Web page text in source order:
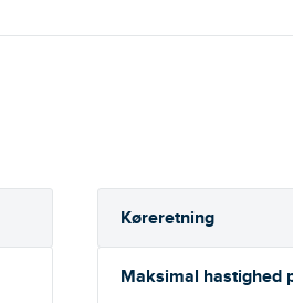
Køreretning
Maksimal hastighed